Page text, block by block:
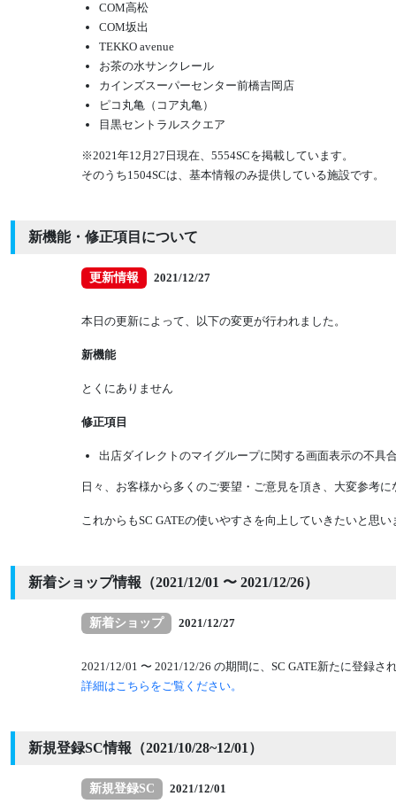
COM高松
COM坂出
TEKKO avenue
お茶の水サンクレール
カインズスーパーセンター前橋吉岡店
ピコ丸亀（コア丸亀）
目黒セントラルスクエア
※2021年12月27日現在、5554SCを掲載しています。
そのうち1504SCは、基本情報のみ提供している施設です。
新機能・修正項目について
更新情報 2021/12/27
本日の更新によって、以下の変更が行われました。
新機能
とくにありません
修正項目
出店ダイレクトのマイグループに関する画面表示の不具
日々、お客様から多くのご要望・ご意見を頂き、大変参考
これからもSC GATEの使いやすさを向上していきたいと思
新着ショップ情報（2021/12/01 〜 2021/12/26）
新着ショップ 2021/12/27
2021/12/01 〜 2021/12/26 の期間に、SC GATE新たに登録
詳細はこちらをご覧ください。
新規登録SC情報（2021/10/28~12/01）
新規登録SC 2021/12/01